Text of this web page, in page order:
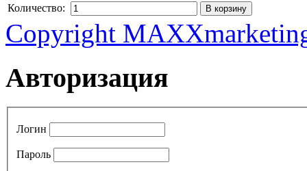
Количество:
Copyright
Авторизация
Логин
Пароль